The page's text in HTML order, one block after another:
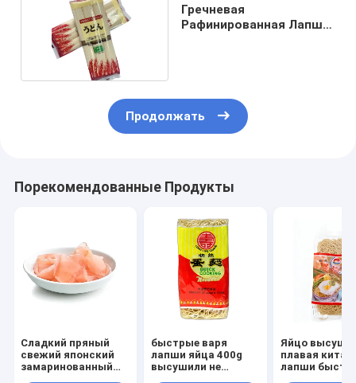
Гречневая
Рафинированная Лапша
Продолжать
Порекомендованные Продукты
Сладкий пряный
свежий японский
замаринованный
быстрые варя
лапши яйца 400g
высушили не
Яйцо
плавая
лапши